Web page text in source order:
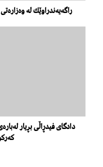
راگەیەندراوێك لە
دادگای فیدڕاڵی بڕیار